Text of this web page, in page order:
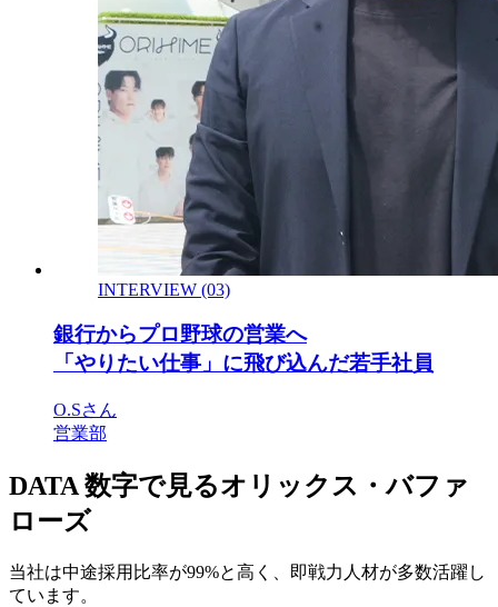
INTERVIEW (03)
銀行からプロ野球の営業へ
「やりたい仕事」に飛び込んだ若手社員
O.Sさん
営業部
DATA 数字で見るオリックス・バファ
ローズ
当社は中途採用比率が99%と高く、即戦力人材が多数活躍し
ています。